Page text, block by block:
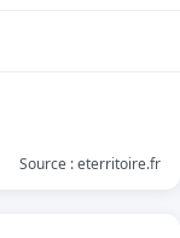
Source : eterritoire.fr